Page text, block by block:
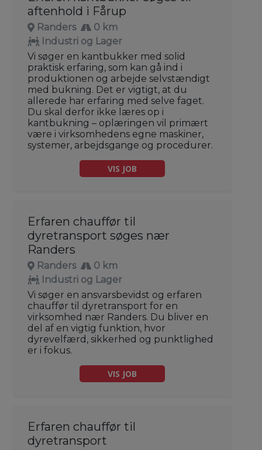
aftenhold i Fårup
Randers
0 km
Industri og Lager
Vi søger en kantbukker med solid
praktisk erfaring, som kan gå ind i
produktionen og arbejde selvstændigt
med bukning. Det er vigtigt, at du
allerede har erfaring med selve faget.
Du skal derfor ikke læres op i
kantbukning – oplæringen vil primært
være i virksomhedens egne maskiner,
systemer, arbejdsgange og procedurer.
VIS JOB
Erfaren chauffør til
dyretransport søges nær
Randers
Randers
0 km
Industri og Lager
Vi søger en ansvarsbevidst og erfaren
chauffør til dyretransport for en
virksomhed nær Randers. Du bliver en
del af en vigtig funktion, hvor
dyrevelfærd, sikkerhed og punktlighed
er i fokus.
VIS JOB
Erfaren chauffør til
dyretransport